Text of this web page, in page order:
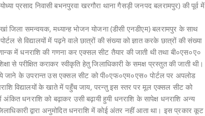
प्रसाद निवासी बभनपुरवा खरगौरा थाना गैसड़ी जनपद बलरामपुर) की पूर्व में
जिला समन्वयक, मध्यान्ह भोजन योजना (डीसी एनडीएम) बलरामपुर के साथ
से विद्यालयों में पढ़ने वाले छात्रों की संख्या को ज्ञात करके छात्रों की संख्या
में धनराशि की गणना कर एक्सल सीट तैयार की जाती थी तथा बी०एस०ए०
से परीक्षित कराकर स्वीकृति हेतु जिलाधिकारी के समक्ष प्रस्तुत की जाती थी।
जाने के उपरान्त उस एक्सल सीट को पी०एफ०एम०एस० पोर्टल पर अपलोड
विद्यालयों के खाते में पहुँच जाय, परन्तु इस स्तर पर मूल एक्सल सीट को
धनराशि को बढ़ाकर उसी बढ़ायी हुयी धनराशि के सापेक्ष धनराशि अन्य
द्वारा अनुमोदित धनराशि में कोई अंतर नहीं आता था। इस प्रकार कूट